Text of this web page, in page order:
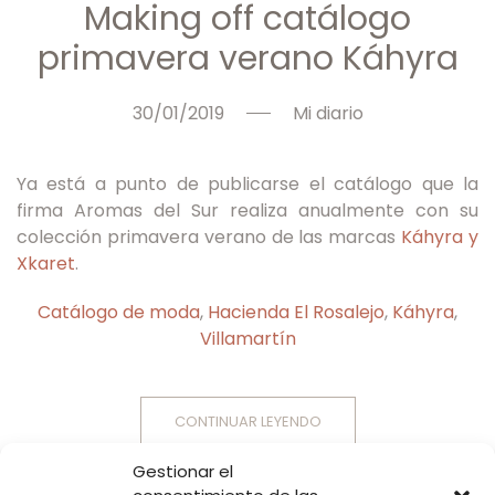
Gestionar el
Making off catálogo
primavera verano Káhyra
30/01/2019 Mi diario
Ya está a punto de publicarse el catálogo que la
firma Aromas del Sur realiza anualmente con su
colección primavera verano de las marcas Káhyra y
Xkaret.
Catálogo de moda, Hacienda El Rosalejo, Káhyra,
Villamartín
CONTINUAR LEYENDO